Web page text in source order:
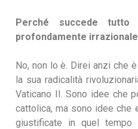
Perché succede
profondamente
No, non lo è. Direi anzi che
la sua radicalità
Vaticano II. Sono idee che
cattolica, ma sono idee che
giustificate in quel tempo